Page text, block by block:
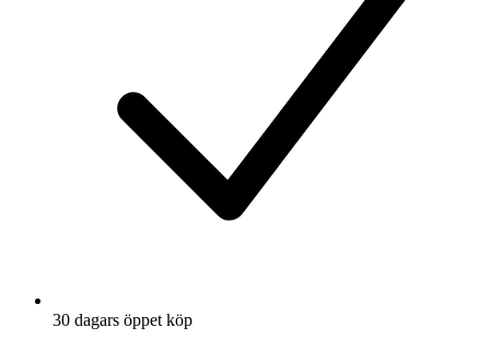
30 dagars öppet köp